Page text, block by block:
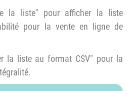
la liste" pour afficher la liste
pour la vente en ligne de
la liste au format CSV" pour la